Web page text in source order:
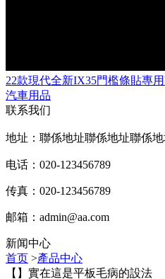
22款現代全新IX35門檻條貼專
汽車用品
联系我们
地址：聯係地址聯係地址聯係地
电话：020-123456789
传真：020-123456789
邮箱： admin@aa.com
新闻中心
首页 >產品中心
【】實在這是平板毛病的設法